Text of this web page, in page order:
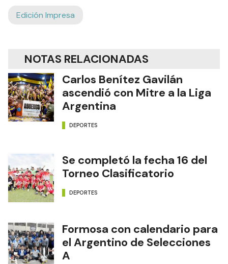
Edición Impresa
NOTAS RELACIONADAS
Carlos Benítez Gavilán
ascendió con Mitre a la Liga
Argentina
DEPORTES
Se completó la fecha 16 del
Torneo Clasificatorio
DEPORTES
Formosa con calendario para
el Argentino de Selecciones
A